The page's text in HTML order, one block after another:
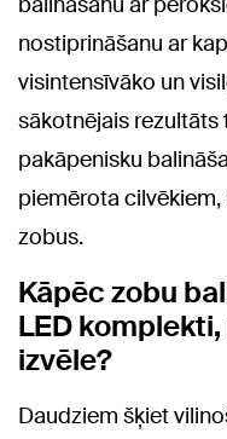
nostiprināšanu ar
visintensīvāko un
sākotnējais
pakāpenisku
piemērota
zobus.
Kāpēc zobu
LED
izvēle?
Daudziem šķiet